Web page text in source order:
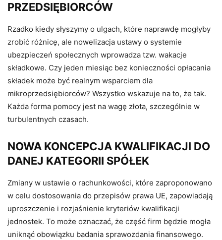
PRZEDSIĘBIORCÓW
Rzadko kiedy słyszymy o ulgach, które naprawdę mogłyby
zrobić różnicę, ale nowelizacja ustawy o systemie
ubezpieczeń społecznych wprowadza tzw. wakacje
składkowe. Czy jeden miesiąc bez konieczności opłacania
składek może być realnym wsparciem dla
mikroprzedsiębiorców? Wszystko wskazuje na to, że tak.
Każda forma pomocy jest na wagę złota, szczególnie w
turbulentnych czasach.
NOWA KONCEPCJA KWALIFIKACJI DO
DANEJ KATEGORII SPÓŁEK
Zmiany w ustawie o rachunkowości, które zaproponowano
w celu dostosowania do przepisów prawa UE, zapowiadają
uproszczenie i rozjaśnienie kryteriów kwalifikacji
jednostek. To może oznaczać, że część firm będzie mogła
uniknąć obowiązku badania sprawozdania finansowego.